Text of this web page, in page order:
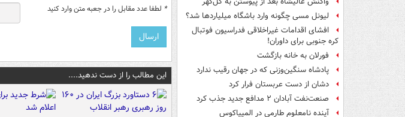
لیونل مسی چگونه وارد باشگاه میلیاردها شد؟
افشای اقدامات غیراخلاقی فدراسیون فوتبال
کره جنوبی برای داوران!
فورلان به خانه بازگشت
پادشاه سنگین‌وزنی که در جهان رقیب ندارد
دشان از دست عربستان فرار کرد
صنعت‌نفت آبادان ۲ مدافع جدید جذب کرد
آینده نامعلوم طارمی در المپیاکوس
* لطفا عدد مقابل را در جعبه متن وارد کنید
این مطالب را از دست ندهید....